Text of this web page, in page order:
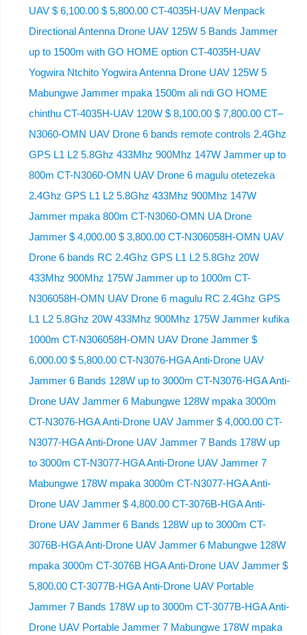
UAV $ 6,100.00 $ 5,800.00 CT-4035H-UAV Menpack
Directional Antenna Drone UAV 125W 5 Bands Jammer
up to 1500m with GO HOME option CT-4035H-UAV
Yogwira Ntchito Yogwira Antenna Drone UAV 125W 5
Mabungwe Jammer mpaka 1500m ali ndi GO HOME
chinthu CT-4035H-UAV 120W $ 8,100.00 $ 7,800.00 CT–
N3060-OMN UAV Drone 6 bands remote controls 2.4Ghz
GPS L1 L2 5.8Ghz 433Mhz 900Mhz 147W Jammer up to
800m CT-N3060-OMN UAV Drone 6 magulu otetezeka
2.4Ghz GPS L1 L2 5.8Ghz 433Mhz 900Mhz 147W
Jammer mpaka 800m CT-N3060-OMN UA Drone
Jammer $ 4,000.00 $ 3,800.00 CT-N306058H-OMN UAV
Drone 6 bands RC 2.4Ghz GPS L1 L2 5.8Ghz 20W
433Mhz 900Mhz 175W Jammer up to 1000m CT-
N306058H-OMN UAV Drone 6 magulu RC 2.4Ghz GPS
L1 L2 5.8Ghz 20W 433Mhz 900Mhz 175W Jammer kufika
1000m CT-N306058H-OMN UAV Drone Jammer $
6,000.00 $ 5,800.00 CT-N3076-HGA Anti-Drone UAV
Jammer 6 Bands 128W up to 3000m CT-N3076-HGA ​​Anti-
Drone UAV Jammer 6 Mabungwe 128W mpaka 3000m
CT-N3076-HGA ​​Anti-Drone UAV Jammer $ 4,000.00 CT-
N3077-HGA Anti-Drone UAV Jammer 7 Bands 178W up
to 3000m CT-N3077-HGA Anti-Drone UAV Jammer 7
Mabungwe 178W mpaka 3000m CT-N3077-HGA Anti-
Drone UAV Jammer $ 4,800.00 CT-3076B-HGA Anti-
Drone UAV Jammer 6 Bands 128W up to 3000m CT-
3076B-HGA Anti-Drone UAV Jammer 6 Mabungwe 128W
mpaka 3000m CT-3076B HGA Anti-Drone UAV Jammer $
5,800.00 CT-3077B-HGA Anti-Drone UAV Portable
Jammer 7 Bands 178W up to 3000m CT-3077B-HGA Anti-
Drone UAV Portable Jammer 7 Mabungwe 178W mpaka